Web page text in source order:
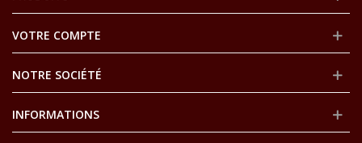
VOTRE COMPTE
NOTRE SOCIÉTÉ
INFORMATIONS